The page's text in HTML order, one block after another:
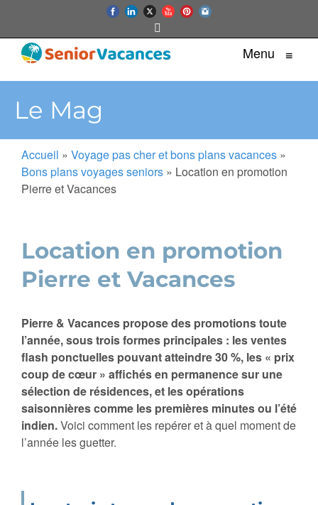
Menu ≡
Le Mag
Accueil » Voyage pas cher et bons plans vacances »
Bons plans voyages seniors » Location en promotion
Pierre et Vacances
Location en promotion
Pierre et Vacances
Pierre & Vacances propose des promotions toute
l’année, sous trois formes principales : les ventes
flash ponctuelles pouvant atteindre 30 %, les « prix
coup de cœur » affichés en permanence sur une
sélection de résidences, et les opérations
saisonnières comme les premières minutes ou l’été
indien.Voici comment les repérer et à quel moment de
l’année les guetter.